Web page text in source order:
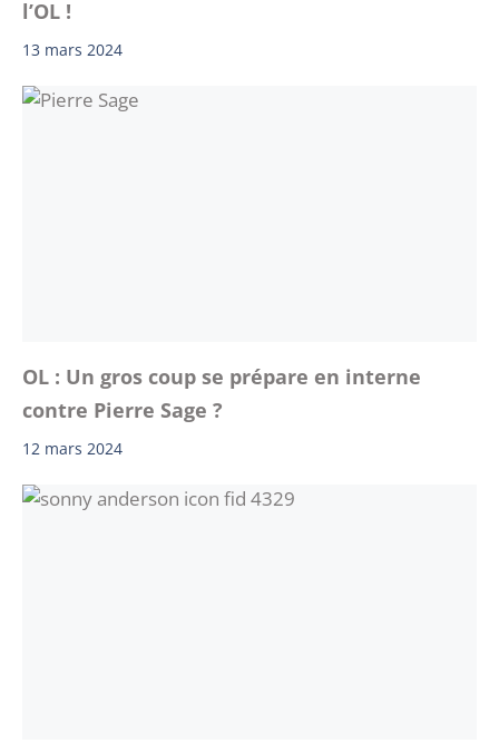
l’OL !
13 mars 2024
OL : Un gros coup se prépare en interne
contre Pierre Sage ?
12 mars 2024